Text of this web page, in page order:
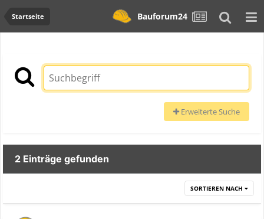
Startseite Bauforum24
Erweiterte Suche
2 Einträge gefunden
SORTIEREN NACH